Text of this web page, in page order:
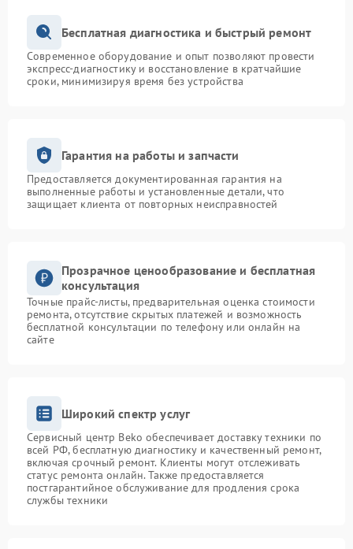
Бесплатная диагностика и быстрый ремонт
Современное оборудование и опыт позволяют провести
экспресс-диагностику и восстановление в кратчайшие
сроки, минимизируя время без устройства
Гарантия на работы и запчасти
Предоставляется документированная гарантия на
выполненные работы и установленные детали, что
защищает клиента от повторных неисправностей
Прозрачное ценообразование и бесплатная
консультация
Точные прайс-листы, предварительная оценка стоимости
ремонта, отсутствие скрытых платежей и возможность
бесплатной консультации по телефону или онлайн на
сайте
Широкий спектр услуг
Сервисный центр Beko обеспечивает доставку техники по
всей РФ, бесплатную диагностику и качественный ремонт,
включая срочный ремонт. Клиенты могут отслеживать
статус ремонта онлайн. Также предоставляется
постгарантийное обслуживание для продления срока
службы техники